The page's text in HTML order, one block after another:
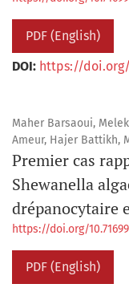
PDF (English)
DOI: https://doi.org/
Maher Barsaoui,
Ameur, Hajer Battikh,
Premier cas
Shewanella
drépanocytaire
https://doi.org/
PDF (English)